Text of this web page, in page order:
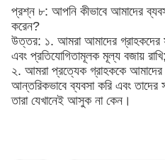
প্রশ্ন ৮: আপনি কীভাবে আমাদের ব্যবসা
করেন?
উত্তর: ১. আমরা আমাদের গ্রাহকদের
এবং প্রতিযোগিতামূলক মূল্য বজায় রাখি;
২. আমরা প্রত্যেক গ্রাহককে আমাদের
আন্তরিকভাবে ব্যবসা করি এবং তাদের
তারা যেখানেই আসুক না কেন।